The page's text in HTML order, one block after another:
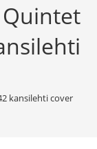
Quintet
kansilehti cover